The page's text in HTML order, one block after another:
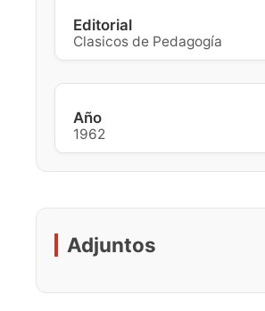
Editorial
Clasicos de Pedagogía
Año
1962
Adjuntos